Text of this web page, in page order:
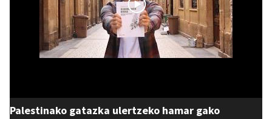
Palestinako gatazka ulertzeko hamar gako